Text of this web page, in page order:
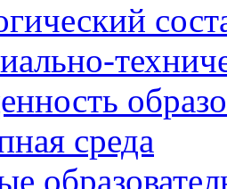
среда